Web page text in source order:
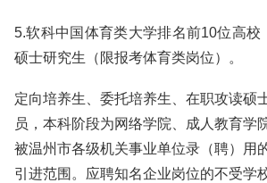
5.软科中国体育类大学排名前10位高校
硕士研究生（限报考体育类岗位）。
定向培养生、委托培养生、在职攻读硕
员，本科阶段为网络学院、成人教育学
被温州市各级机关事业单位录（聘）用
引进范围。应聘知名企业岗位的不受学